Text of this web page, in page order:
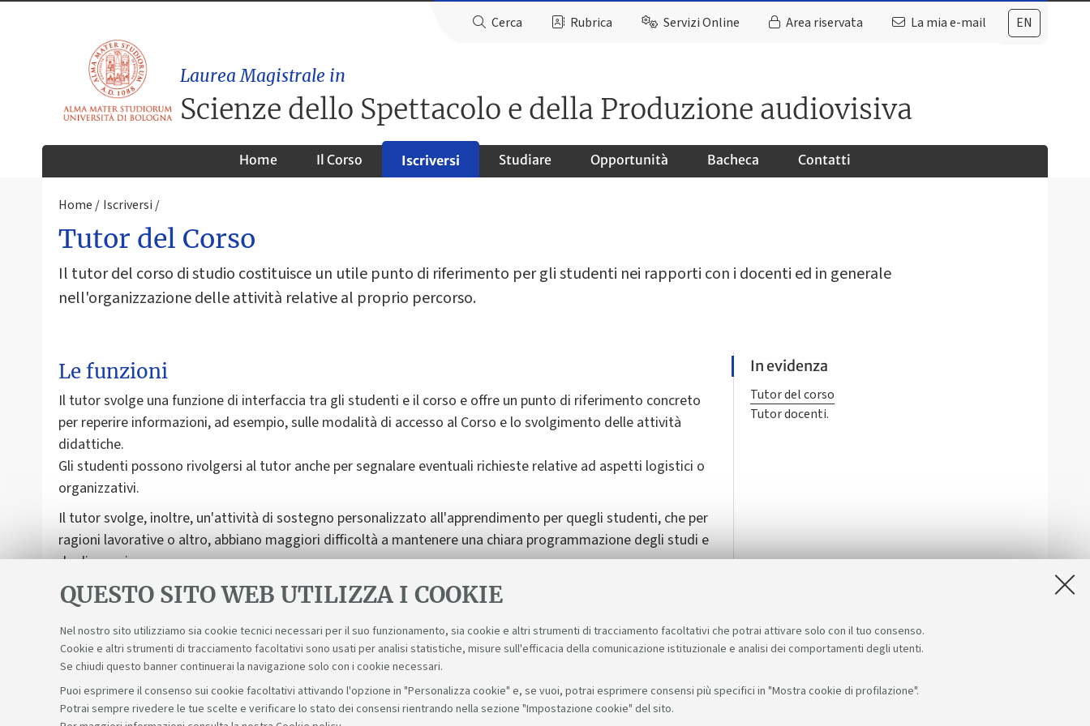
QUESTO SITO WEB UTILIZZA I COOKIE
Nel nostro sito utilizziamo sia cookie tecnici necessari per il suo funzionamento, sia cookie e altri strumenti di tracciamento facoltativi che potrai attivare solo con il tuo consenso.
Cookie e altri strumenti di tracciamento facoltativi sono usati per analisi statistiche, misure sull'efficacia della comunicazione istituzionale e analisi dei comportamenti degli utenti.
Se chiudi questo banner continuerai la navigazione solo con i cookie necessari.
Puoi esprimere il consenso sui cookie facoltativi attivando l'opzione in "Personalizza cookie" e, se vuoi, potrai esprimere consensi più specifici in "Mostra cookie di profilazione".
Potrai sempre rivedere le tue scelte e verificare lo stato dei consensi rientrando nella sezione "Impostazione cookie" del sito.
EN
Cerca Rubrica Servizi Online Area riservata La mia e-mail
Laurea Magistrale in
Scienze dello Spettacolo e della Produzione audiovisiva
Home Il Corso Iscriversi Studiare Opportunità Bacheca Contatti
Home Iscriversi
Tutor del Corso
Il tutor del corso di studio costituisce un utile punto di riferimento per gli studenti nei rapporti con i docenti ed in generale
nell'organizzazione delle attività relative al proprio percorso.
Le funzioni
Il tutor svolge una funzione di interfaccia tra gli studenti e il corso e offre un punto di riferimento concreto
per reperire informazioni, ad esempio, sulle modalità di accesso al Corso e lo svolgimento delle attività
didattiche.
Gli studenti possono rivolgersi al tutor anche per segnalare eventuali richieste relative ad aspetti logistici o
organizzativi.
Il tutor svolge, inoltre, un'attività di sostegno personalizzato all'apprendimento per quegli studenti, che per
ragioni lavorative o altro, abbiano maggiori difficoltà a mantenere una chiara programmazione degli studi e
degli esami.
In evidenza
Tutor del corso
Tutor docenti.